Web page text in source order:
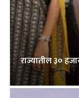
राज्यातील ३०